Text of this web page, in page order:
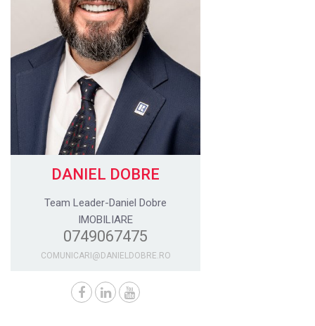
DANIEL DOBRE
Team Leader-Daniel Dobre
IMOBILIARE
0749067475
COMUNICARI@DANIELDOBRE.RO